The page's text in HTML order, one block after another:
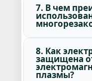
7. В чем
8. Как
защищена
плазмы?